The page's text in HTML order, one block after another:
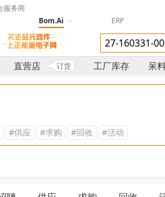
服务商
Bom.Ai
ERP
直营店 订货 工厂库存 呆
#供应 #求购 #回收 #活动